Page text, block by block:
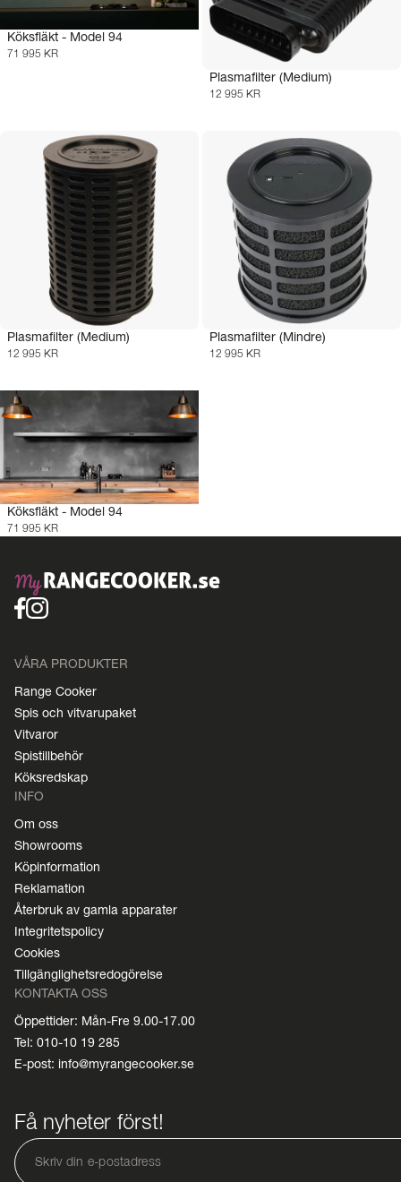
Köksfläkt - Model 94
71 995 KR
Plasmafilter (Medium)
12 995 KR
Plasmafilter (Medium)
12 995 KR
Plasmafilter (Mindre)
12 995 KR
Köksfläkt - Model 94
71 995 KR
VÅRA PRODUKTER
Range Cooker
Spis och vitvarupaket
Vitvaror
Spistillbehör
Köksredskap
INFO
Om oss
Showrooms
Köpinformation
Reklamation
Återbruk av gamla apparater
Integritetspolicy
Cookies
Tillgänglighetsredogörelse
KONTAKTA OSS
Öppettider: Mån-Fre 9.00-17.00
Tel: 010-10 19 285
E-post: info@myrangecooker.se
Få nyheter först!